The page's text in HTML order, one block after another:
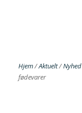
Foreningen
Hjem/Aktuelt/Nyhed
fødevarer